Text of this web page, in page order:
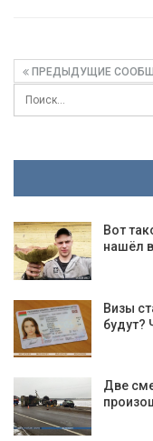
ПРЕДЫДУЩИЕ
Вот
нашёл
Визы
будут?
Две